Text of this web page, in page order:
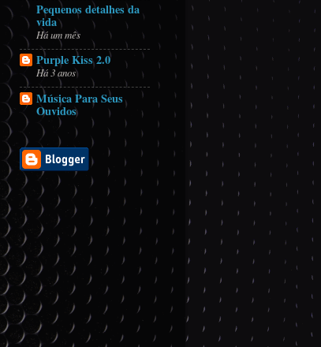
Pequenos detalhes da
vida
Há um mês
Purple Kiss 2.0
Há 3 anos
Música Para Seus
Ouvidos